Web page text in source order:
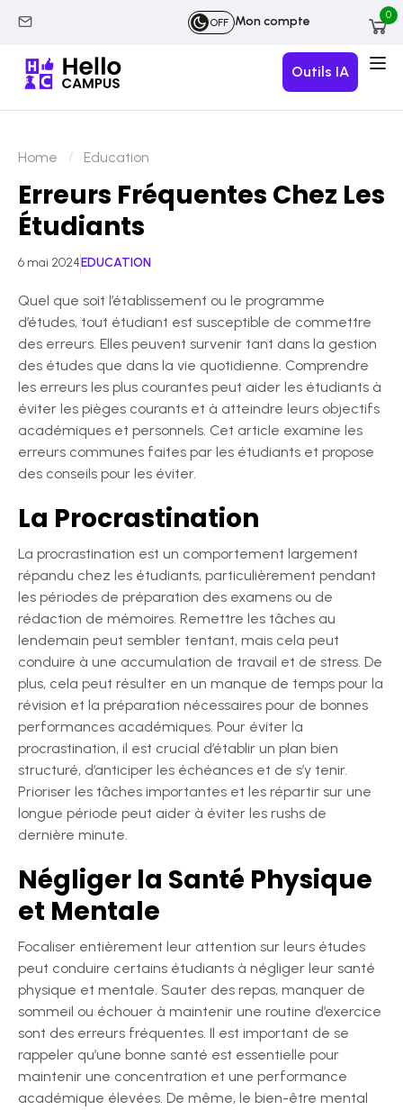
OFF Mon compte 0
Outils IA
Home Education
Erreurs Fréquentes Chez Les
Étudiants
6 mai 2024EDUCATION
Quel que soit l’établissement ou le programme
d’études, tout étudiant est susceptible de commettre
des erreurs. Elles peuvent survenir tant dans la gestion
des études que dans la vie quotidienne. Comprendre
les erreurs les plus courantes peut aider les étudiants à
éviter les pièges courants et à atteindre leurs objectifs
académiques et personnels. Cet article examine les
erreurs communes faites par les étudiants et propose
des conseils pour les éviter.
La Procrastination
La procrastination est un comportement largement
répandu chez les étudiants, particulièrement pendant
les périodes de préparation des examens ou de
rédaction de mémoires. Remettre les tâches au
lendemain peut sembler tentant, mais cela peut
conduire à une accumulation de travail et de stress. De
plus, cela peut résulter en un manque de temps pour la
révision et la préparation nécessaires pour de bonnes
performances académiques. Pour éviter la
procrastination, il est crucial d’établir un plan bien
structuré, d’anticiper les échéances et de s’y tenir.
Prioriser les tâches importantes et les répartir sur une
longue période peut aider à éviter les rushs de
dernière minute.
Négliger la Santé Physique
et Mentale
Focaliser entièrement leur attention sur leurs études
peut conduire certains étudiants à négliger leur santé
physique et mentale. Sauter des repas, manquer de
sommeil ou échouer à maintenir une routine d’exercice
sont des erreurs fréquentes. Il est important de se
rappeler qu’une bonne santé est essentielle pour
maintenir une concentration et une performance
académique élevées. De même, le bien-être mental